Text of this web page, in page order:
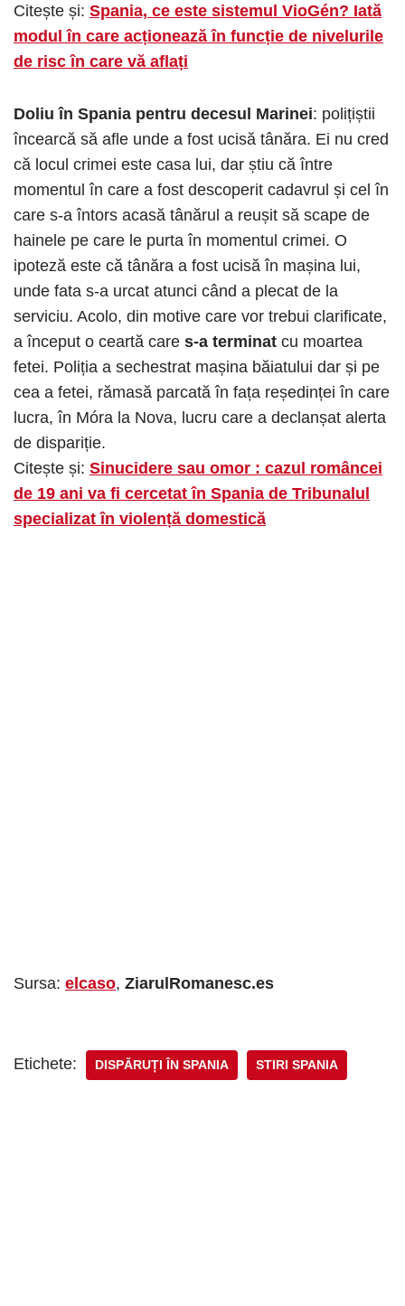
Citește și: Spania, ce este sistemul VioGén? Iată
modul în care acționează în funcție de nivelurile
de risc în care vă aflați
Doliu în Spania pentru decesul Marinei: polițiștii
încearcă să afle unde a fost ucisă tânăra. Ei nu cred
că locul crimei este casa lui, dar știu că între
momentul în care a fost descoperit cadavrul și cel în
care s-a întors acasă tânărul a reușit să scape de
hainele pe care le purta în momentul crimei. O
ipoteză este că tânăra a fost ucisă în mașina lui,
unde fata s-a urcat atunci când a plecat de la
serviciu. Acolo, din motive care vor trebui clarificate,
a început o ceartă care s-a terminat cu moartea
fetei. Poliția a sechestrat mașina băiatului dar și pe
cea a fetei, rămasă parcată în fața reședinței în care
lucra, în Móra la Nova, lucru care a declanșat alerta
de dispariție.
Citește și: Sinucidere sau omor : cazul româncei
de 19 ani va fi cercetat în Spania de Tribunalul
specializat în violență domestică
Sursa: elcaso, ZiarulRomanesc.es
Etichete: DISPĂRUȚI ÎN SPANIA STIRI SPANIA